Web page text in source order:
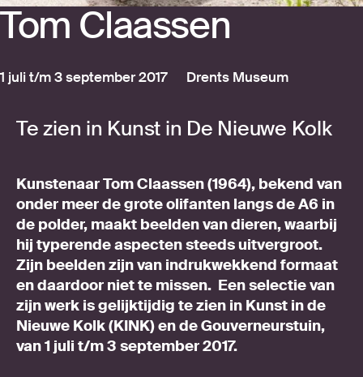
Tom Claas­sen
1 juli t/m 3 september 2017 Drents Museum
Te zien in Kunst in De Nieuwe Kolk
Kunstenaar Tom Claassen (1964), bekend van
onder meer de grote olifanten langs de A6 in
de polder, maakt beelden van dieren, waarbij
hij typerende aspecten steeds uitvergroot.
Zijn beelden zijn van indrukwekkend formaat
en daardoor niet te missen. Een selectie van
zijn werk is gelijktijdig te zien in Kunst in de
Nieuwe Kolk (KINK) en de Gouverneurstuin,
van 1 juli t/m 3 september 2017.